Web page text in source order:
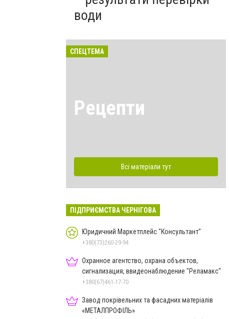
води
СПЕЦТЕМА
Рецепти
Всі матеріали тут
ПІДПРИЄМСТВА ЧЕРНІГОВА
Юридичний Маркетплейс "Консультант"
+380(73)260-29-94
Охранное агентство, охрана объектов,
сигнализация, ввидеонаблюдение "Реламакс"
+380(67)461-17-70
Завод покрівельних та фасадних матеріалів
«МЕТАЛПРОФІЛЬ»